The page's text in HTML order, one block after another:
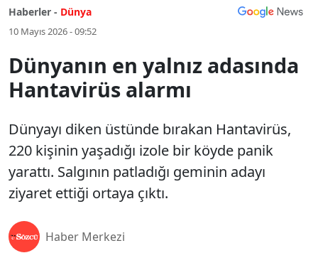
Haberler - Dünya
10 Mayıs 2026 - 09:52
Dünyanın en yalnız adasında
Hantavirüs alarmı
Dünyayı diken üstünde bırakan Hantavirüs,
220 kişinin yaşadığı izole bir köyde panik
yarattı. Salgının patladığı geminin adayı
ziyaret ettiği ortaya çıktı.
Haber Merkezi